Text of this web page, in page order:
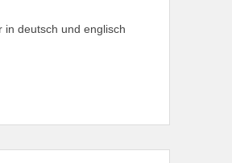
in deutsch und englisch